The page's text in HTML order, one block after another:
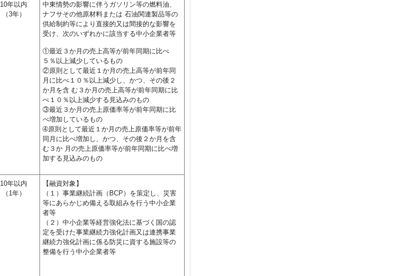
10年以内
（3年）
中東情勢の影響に伴うガソリン等の燃料油、
ナフサその他原材料または 石油関連製品等の
供給制約等により直接的又は間接的な影響を
受け、次のいずれかに該当する中小企業者等
①最近３か月の売上高等が前年同期に比べ
５％以上減少しているもの
②原則として最近１か月の売上高等が前年同
月に比べ１０％以上減少し、かつ、その後２
か月を含 む３か月の売上高等が前年同期に比
べ１０％以上減少する見込みのもの
③最近３か月の売上原価率等が前年同期に比
べ増加しているもの
➃原則として最近１か月の売上原価率等が前年
同月に比べ増加し、かつ、その後２か月を含
む３か 月の売上原価率等が前年同期に比べ増
加する見込みのもの
10年以内
（1年）
【融資対象】
（１）事業継続計画（BCP）を策定し、災害
等にあらかじめ備える取組みを行う中小企業
者等
（２）中小企業等経営強化法に基づく国の認
定を受けた事業継続力強化計画又は連携事業
継続力強化計画に係る防災に資する施設等の
整備を行う中小企業者等